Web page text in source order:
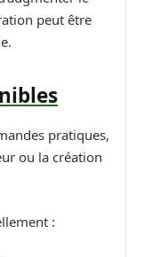
peut être
pratiques,
ou la création
: